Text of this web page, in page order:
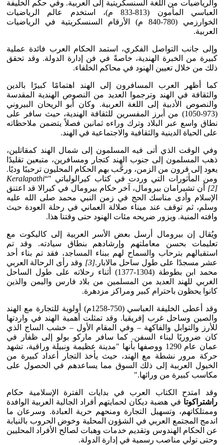
والرياضيات من اللغة السنسكريتية إلى العربية. وفي حكم الخليفة
العباسي المأمون (813-833 م)، استخدم عالم الرياضيات
الخوارزمي (780-840 م) الأرقام السنسكريتية في الرياضيات
العربية.
وإلى جانب التواصل الفكري، استمد الحكام العرب فائدة عملية
كبيرة من الخبرة الهندية، خاصةً في فن إدارة الدولة. وقد تحقق
ذلك من خلال تعيين الهنود في محاكم الخلفاء.
كما أظهر العرب المسافرون إلى الهند اهتمامًا كبيرًا بالدين
والثقافة في الهند وترجموا العديد من النصوص الهندية المقدسة
والنصوص الأدبية إلى اللغة العربية. وكان أبو الريحان البيروني
(973-1050) من أبرز المفسرين للثقافة الهندية، حيث سافر على
نطاق واسع عبر البلاد وترك وراءه ثمانين فصلاً يتضمن ملاحظاته
على الحياة الدينية والثقافية والاجتماعية في الهند.
وفي الوقت الذي أتى فيه المسلمون إلى شمال الهند كمقاتلين،
ذهب المسلمون إلى جنوب الهند كتجار ومسافرين، متبعين تقليدًا
يعود إلى قرون من الزمن، ورحَّب بهم الحكام المحليون ترحيبًا وديًا.
ومن المأثورات التي وردت في كتاب كيرالولباتي " Keralapathi“
[2] أن تشيرامان بيرومال، آخر حكام بيرومال في كيرالا قد اعتنق
الإسلام وأدى مناسك الحج في زمن النبي محمد صلى الله عليه
وسلم، ثم توقف عند ميناء صلالة العماني في رحلة العودة حيث
وافته المنية. ويزور ضريحه مئات الهنود حتى وقتنا هذا.
ويُقال إن بيرومال أرسل بعض الأسر العربية إلى كاليكوت مع
تعليمات بحسن معاملتهم وإرشادهم بنطاق سيادته. وقد تم
استقبالهم بترحاب والسماح لهم ببناء المساجد، فقد تم بناء أحد
عشر مسجدًا على طول ساحل مالابار.[3]
وقد رأى الرحالة العربي
محمد ابن بطوطة (1304-1377) أثناء رحلاته على طول الساحل
الغربي للهند العديد من المسلمين من بلاد فارس واليمن والذين
كانوا يحظون باحترام كبير ومراكز مزدهرة.
وقد أعطى الخليفة العباسي (750-1258م) أولوية للتجارة مع الهند
والصين وساحل غرب إفريقيا. وقد تمثلت أهمية الهند في واردتها
للأرز والتوابل والفاكهة – وفي المقام الأول – خشب الساج الذي
كان ضروريًا لبناء السفن. كما سافر ماركو بولو إلى ظفار في
عمان عام 1290 ووصفها بأنها "مدينة عظيمة ونبيلة وراقية، تشهد
حركة مرور نشطة مع الهند، حيث يأخذ التجار أعداد كبيرة من
الخيول العربية إلى ذلك السوق مما يساعدهم في الحصول على
مكاسب كبيرة من ورائها."
وقد امتدح الكتاب العرب في بدايات الفترة الإسلامية حكام
راشتراكوتا في هضبة ديكان لحمايتهم أفراد الجالية العربية الوافدة
وممتلكاتهم، وتسهيل التجارة ومنحهم حرية العبادة. وسرعان ما
اندمج المجتمع العربي في الشؤون المحلية وخوض الحروب بالنيابة
عن الحكام الهندوس وتقديم خدمات وهبات لصالح الأفراد المحليين
وحتى تولي مناصب رسمية في إدارة الدولة.